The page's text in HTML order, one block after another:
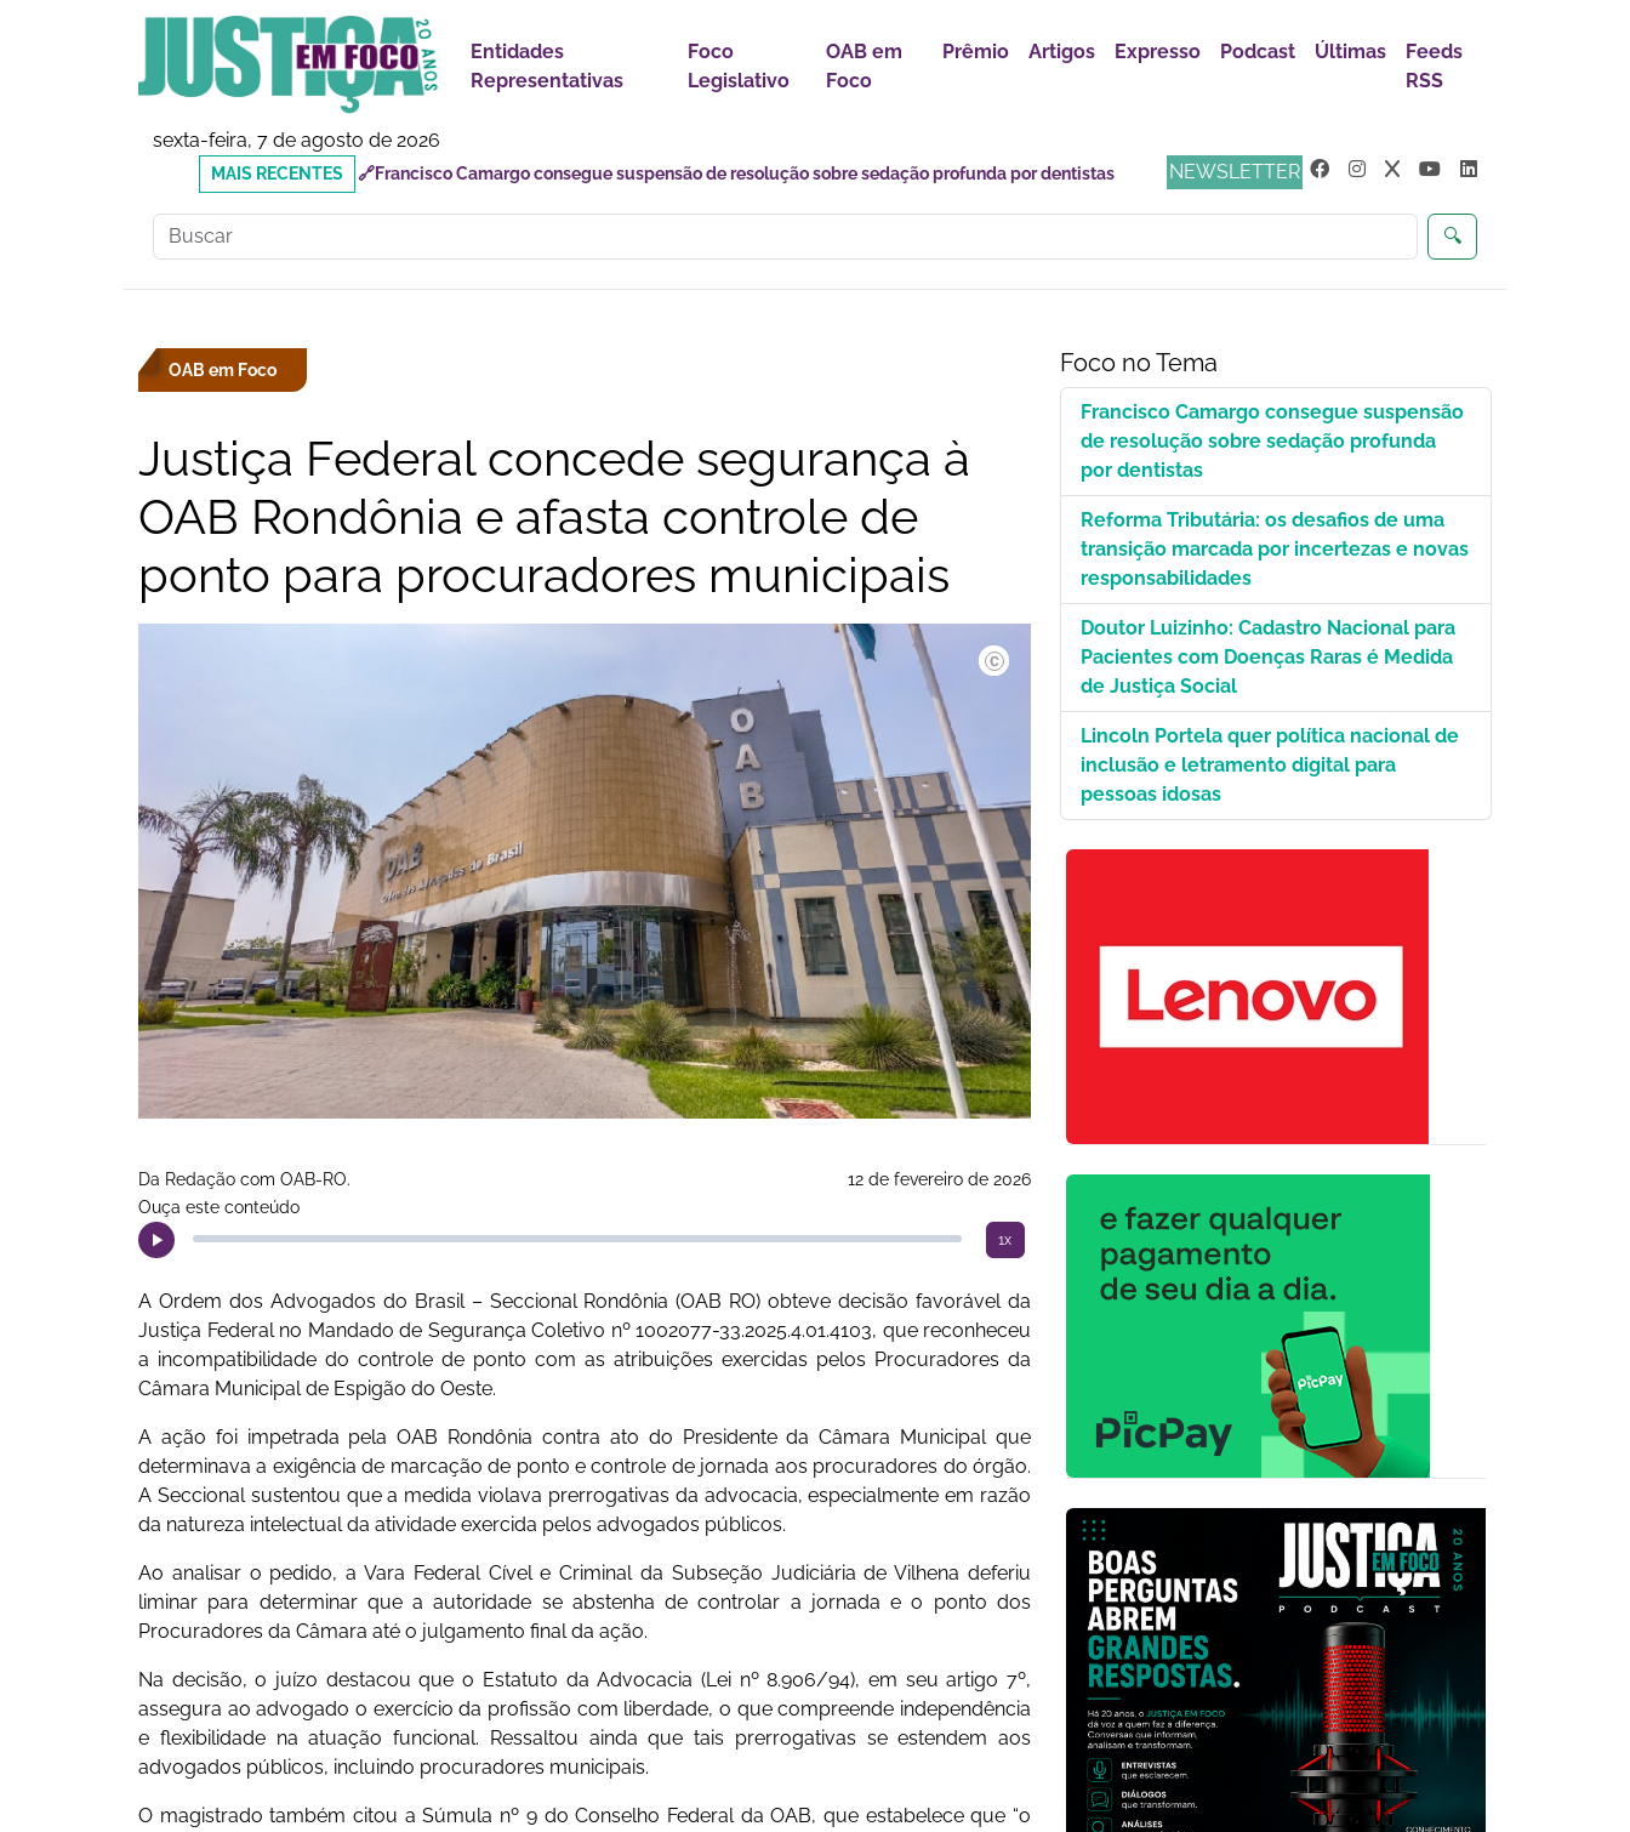
Entidades
Representativas
Foco
Legislativo
OAB em
Foco
Prêmio Artigos Expresso Podcast Últimas
Feeds
RSS
sexta-feira, 7 de agosto de 2026
NEWSLETTER
🔍
MAIS
RECENTES
🔗Reforma Tributária: os desafios de uma transição marcada por incertezas e novas
responsabilidades
OAB em Foco
Justiça Federal concede segurança à
OAB Rondônia e afasta controle de
ponto para procuradores municipais
Divulgação
Da Redação com OAB-RO.
12 de fevereiro de 2026
Ouça este conteúdo
1x
A Ordem dos Advogados do Brasil – Seccional Rondônia (OAB RO) obteve decisão favorável da
Justiça Federal no Mandado de Segurança Coletivo nº 1002077-33.2025.4.01.4103, que reconheceu
a incompatibilidade do controle de ponto com as atribuições exercidas pelos Procuradores da
Câmara Municipal de Espigão do Oeste.
A ação foi impetrada pela OAB Rondônia contra ato do Presidente da Câmara Municipal que
determinava a exigência de marcação de ponto e controle de jornada aos procuradores do órgão.
A Seccional sustentou que a medida violava prerrogativas da advocacia, especialmente em razão
da natureza intelectual da atividade exercida pelos advogados públicos.
Ao analisar o pedido, a Vara Federal Cível e Criminal da Subseção Judiciária de Vilhena deferiu
liminar para determinar que a autoridade se abstenha de controlar a jornada e o ponto dos
Procuradores da Câmara até o julgamento final da ação.
Na decisão, o juízo destacou que o Estatuto da Advocacia (Lei nº 8.906/94), em seu artigo 7º,
assegura ao advogado o exercício da profissão com liberdade, o que compreende independência
e flexibilidade na atuação funcional. Ressaltou ainda que tais prerrogativas se estendem aos
advogados públicos, incluindo procuradores municipais.
O magistrado também citou a Súmula nº 9 do Conselho Federal da OAB, que estabelece que “o
Foco no Tema
Francisco Camargo consegue suspensão
de resolução sobre sedação profunda
por dentistas
Reforma Tributária: os desafios de uma
transição marcada por incertezas e novas
responsabilidades
Doutor Luizinho: Cadastro Nacional para
Pacientes com Doenças Raras é Medida
de Justiça Social
Lincoln Portela quer política nacional de
inclusão e letramento digital para
pessoas idosas